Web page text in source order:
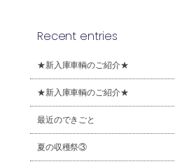
Recent entries
★新入庫車輌のご紹介★
★新入庫車輌のご紹介★
最近のできごと
夏の収穫祭③